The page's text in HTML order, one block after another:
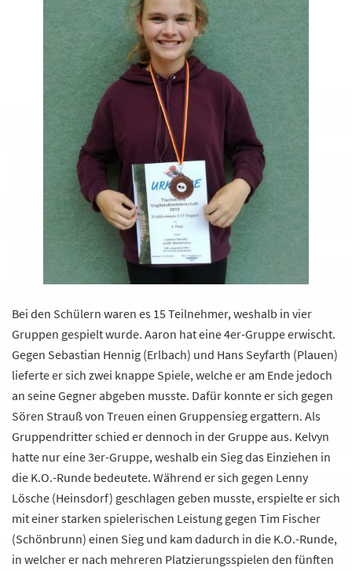
Bei den Schülern waren es 15 Teilnehmer, weshalb in vier
Gruppen gespielt wurde. Aaron hat eine 4er-Gruppe erwischt.
Gegen Sebastian Hennig (Erlbach) und Hans Seyfarth (Plauen)
lieferte er sich zwei knappe Spiele, welche er am Ende jedoch
an seine Gegner abgeben musste. Dafür konnte er sich gegen
Sören Strauß von Treuen einen Gruppensieg ergattern. Als
Gruppendritter schied er dennoch in der Gruppe aus. Kelvyn
hatte nur eine 3er-Gruppe, weshalb ein Sieg das Einziehen in
die K.O.-Runde bedeutete. Während er sich gegen Lenny
Lösche (Heinsdorf) geschlagen geben musste, erspielte er sich
mit einer starken spielerischen Leistung gegen Tim Fischer
(Schönbrunn) einen Sieg und kam dadurch in die K.O.-Runde,
in welcher er nach mehreren Platzierungsspielen den fünften